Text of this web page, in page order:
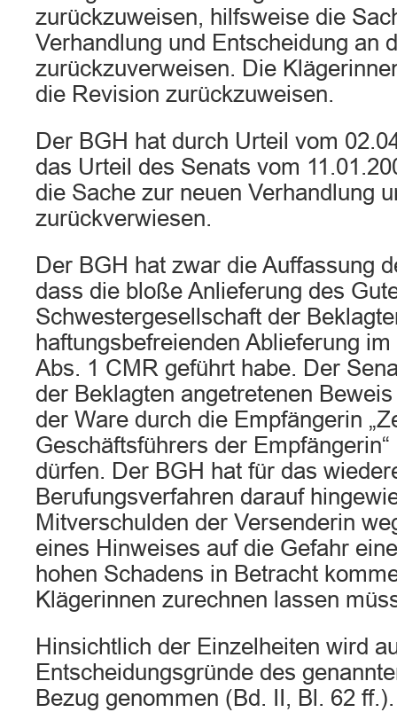
zurückzuweisen, hilfsweise die
Verhandlung und Entscheidung an
zurückzuverweisen. Die
die Revision zurückzuweisen.
Der BGH hat durch Urteil vom
das Urteil des Senats vom
die Sache zur neuen Verhandlung
zurückverwiesen.
Der BGH hat zwar die Auffassung
dass die bloße Anlieferung des
Schwestergesellschaft der
haftungsbefreienden Ablieferung
Abs. 1 CMR geführt habe. Der
der Beklagten angetretenen
der Ware durch die Empfängerin
Geschäftsführers der
dürfen. Der BGH hat für das
Berufungsverfahren darauf
Mitverschulden der Versenderin
eines Hinweises auf die Gefahr
hohen Schadens in Betracht
Klägerinnen zurechnen lassen
Hinsichtlich der Einzelheiten wird
Entscheidungsgründe des
Bezug genommen (Bd. II, Bl. 62 ff.).